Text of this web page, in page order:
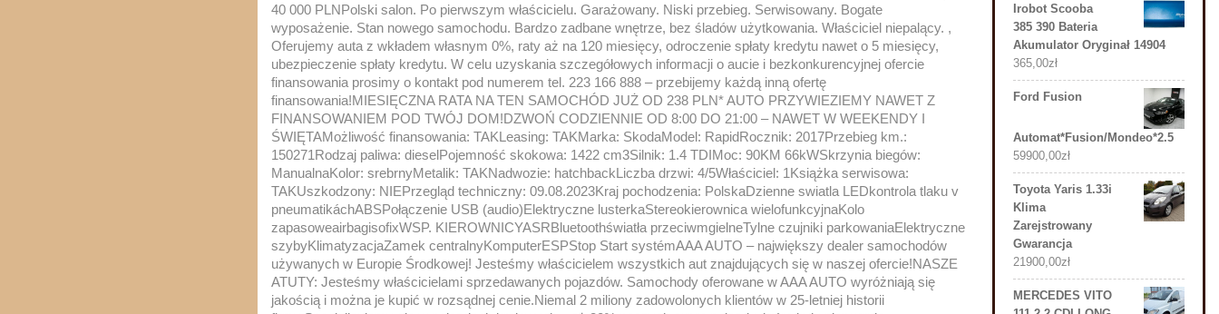
40 000 PLNPolski salon. Po pierwszym właścicielu. Garażowany. Niski przebieg. Serwisowany. Bogate
wyposażenie. Stan nowego samochodu. Bardzo zadbane wnętrze, bez śladów użytkowania. Właściciel niepalący. ,
Oferujemy auta z wkładem własnym 0%, raty aż na 120 miesięcy, odroczenie spłaty kredytu nawet o 5 miesięcy,
ubezpieczenie spłaty kredytu. W celu uzyskania szczegółowych informacji o aucie i bezkonkurencyjnej ofercie
finansowania prosimy o kontakt pod numerem tel. 223 166 888 – przebijemy każdą inną ofertę
finansowania!MIESIĘCZNA RATA NA TEN SAMOCHÓD JUŻ OD 238 PLN* AUTO PRZYWIEZIEMY NAWET Z
FINANSOWANIEM POD TWÓJ DOM!DZWOŃ CODZIENNIE OD 8:00 DO 21:00 – NAWET W WEEKENDY I
ŚWIĘTAMożliwość finansowania: TAKLeasing: TAKMarka: SkodaModel: RapidRocznik: 2017Przebieg km.:
150271Rodzaj paliwa: dieselPojemność skokowa: 1422 cm3Silnik: 1.4 TDIMoc: 90KM 66kWSkrzynia biegów:
ManualnaKolor: srebrnyMetalik: TAKNadwozie: hatchbackLiczba drzwi: 4/5Właściciel: 1Książka serwisowa:
TAKUszkodzony: NIEPrzegląd techniczny: 09.08.2023Kraj pochodzenia: PolskaDzienne swiatla LEDkontrola tlaku v
pneumatikáchABSPołączenie USB (audio)Elektryczne lusterkaStereokierownica wielofunkcyjnaKolo
zapasoweairbagisofixWSP. KIEROWNICYASRBluetoothświatła przeciwmgielneTylne czujniki parkowaniaElektryczne
szybyKlimatyzacjaZamek centralnyKomputerESPStop Start systémAAA AUTO – największy dealer samochodów
używanych w Europie Środkowej! Jesteśmy właścicielem wszystkich aut znajdujących się w naszej ofercie!NASZE
ATUTY: Jesteśmy właścicielami sprzedawanych pojazdów. Samochody oferowane w AAA AUTO wyróżniają się
jakością i można je kupić w rozsądnej cenie.Niemal 2 miliony zadowolonych klientów w 25-letniej historii
Irobot Scooba
385 390 Bateria
Akumulator Oryginał 14904
365,00zł
Ford Fusion
Automat*Fusion/Mondeo*2.5
59900,00zł
Toyota Yaris 1.33i
Klima
Zarejstrowany
Gwarancja
21900,00zł
MERCEDES VITO